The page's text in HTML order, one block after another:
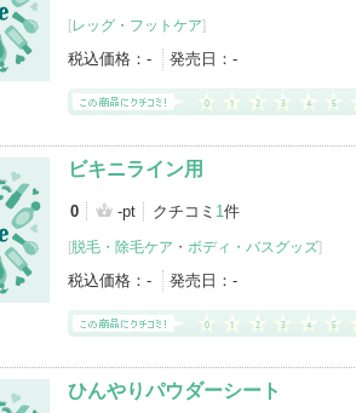
[レッグ・フットケア]
税込価格： - 発売日： -
ビキニライン用
0 -pt クチコミ 1件
[脱毛・除毛ケア ・ ボディ・バスグッズ]
税込価格： - 発売日： -
ひんやりパウダーシート